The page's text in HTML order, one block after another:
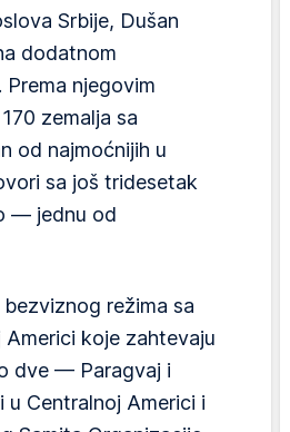
Srbije, Dušan
dodatnom
njegovim
zemalja sa
od najmoćnijih u
sa još tridesetak
— jednu od
režima sa
Americi koje zahtevaju
dve — Paragvaj i
u Centralnoj Americi i